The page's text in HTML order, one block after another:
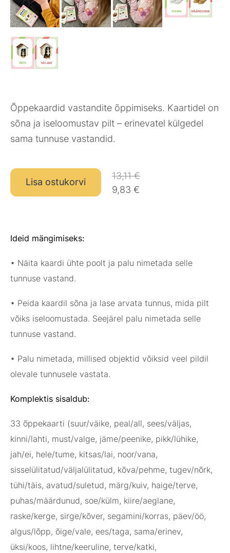
Õppekaardid vastandite õppimiseks. Kaartidel on
sõna ja iseloomustav pilt – erinevatel külgedel
sama tunnuse vastandid.
Lisa ostukorvi
13,11 €
9,83 €
Ideid mängimiseks:
• Näita kaardi ühte poolt ja palu nimetada selle
tunnuse vastand.
• Peida kaardil sõna ja lase arvata tunnus, mida pilt
võiks iseloomustada. Seejärel palu nimetada selle
tunnuse vastand.
• Palu nimetada, millised objektid võiksid veel pildil
olevale tunnusele vastata.
Komplektis sisaldub:
33 õppekaarti (suur/väike, peal/all, sees/väljas,
kinni/lahti, must/valge, jäme/peenike, pikk/lühike,
jah/ei, hele/tume, kitsas/lai, noor/vana,
sisselülitatud/väljalülitatud, kõva/pehme, tugev/nõrk,
tühi/täis, avatud/suletud, märg/kuiv, haige/terve,
puhas/määrdunud, soe/külm, kiire/aeglane,
raske/kerge, sirge/kõver, segamini/korras, päev/öö,
algus/lõpp, õige/vale, ees/taga, sama/erinev,
üksi/koos, lihtne/keeruline, terve/katki,